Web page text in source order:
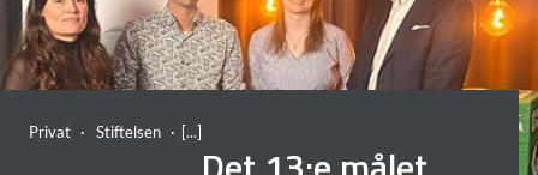
Privat Stiftelsen